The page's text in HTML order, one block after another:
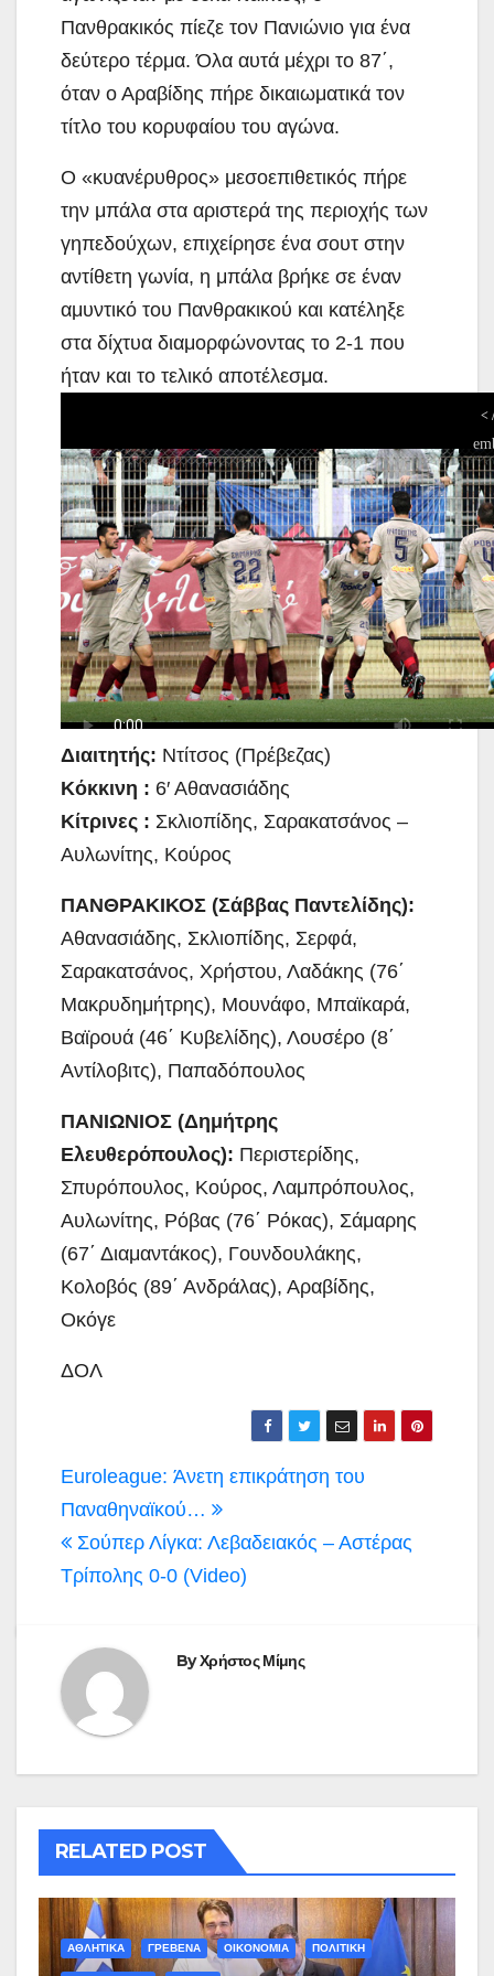
Πανθρακικός πίεζε τον Πανιώνιο για ένα
δεύτερο τέρμα. Όλα αυτά μέχρι το 87΄,
όταν ο Αραβίδης πήρε δικαιωματικά τον
τίτλο του κορυφαίου του αγώνα.
Ο «κυανέρυθρος» μεσοεπιθετικός πήρε
την μπάλα στα αριστερά της περιοχής των
γηπεδούχων, επιχείρησε ένα σουτ στην
αντίθετη γωνία, η μπάλα βρήκε σε έναν
αμυντικό του Πανθρακικού και κατέληξε
στα δίχτυα διαμορφώνοντας το 2-1 που
ήταν και το τελικό αποτέλεσμα.
Διαιτητής: Ντίτσος (Πρέβεζας)
Κόκκινη : 6′ Αθανασιάδης
Κίτρινες : Σκλιοπίδης, Σαρακατσάνος –
Αυλωνίτης, Κούρος
ΠΑΝΘΡΑΚΙΚΟΣ (Σάββας Παντελίδης):
Αθανασιάδης, Σκλιοπίδης, Σερφά,
Σαρακατσάνος, Χρήστου, Λαδάκης (76΄
Μακρυδημήτρης), Μουνάφο, Μπαϊκαρά,
Βαϊρουά (46΄ Κυβελίδης), Λουσέρο (8΄
Αντίλοβιτς), Παπαδόπουλος
ΠΑΝΙΩΝΙΟΣ (Δημήτρης
Ελευθερόπουλος): Περιστερίδης,
Σπυρόπουλος, Κούρος, Λαμπρόπουλος,
Αυλωνίτης, Ρόβας (76΄ Ρόκας), Σάμαρης
(67΄ Διαμαντάκος), Γουνδουλάκης,
Κολοβός (89΄ Ανδράλας), Αραβίδης,
Οκόγε
ΔΟΛ
Πλοήγηση
άρθρων
Euroleague: Άνετη επικράτηση του
Παναθηναϊκού…
Σούπερ Λίγκα: Λεβαδειακός – Αστέρας
Τρίπολης 0-0 (Video)
ByΧρήστος Μίμης
RELATED POST
ΑΘΛΗΤΙΚΑ ΓΡΕΒΕΝΑ ΟΙΚΟΝΟΜΙΑ ΠΟΛΙΤΙΚΗ